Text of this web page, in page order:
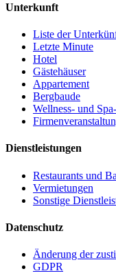
Unterkunft
Liste der
Letzte Minute
Hotel
Gästehäuser
Appartement
Bergbaude
Wellness- und
Dienstleistungen
Restaurants und
Vermietungen
Sonstige
Datenschutz
Änderung der
GDPR